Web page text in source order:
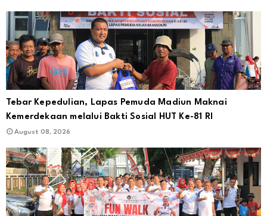
Tebar Kepedulian, Lapas Pemuda Madiun Maknai
Kemerdekaan melalui Bakti Sosial HUT Ke-81 RI
August 08, 2026